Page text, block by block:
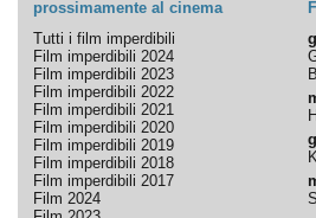
prossimamente al cinema
Tutti i film imperdibili
Film imperdibili 2024
Film imperdibili 2023
Film imperdibili 2022
Film imperdibili 2021
Film imperdibili 2020
Film imperdibili 2019
Film imperdibili 2018
Film imperdibili 2017
Film 2024